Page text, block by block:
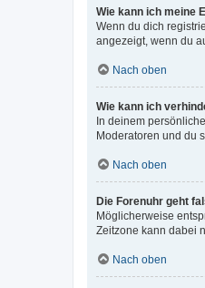
Wie kann ich meine
Wenn du dich
angezeigt, wenn du
Nach oben
Wie kann ich
In deinem
Moderatoren und du
Nach oben
Die Forenuhr geht
Möglicherweise
Zeitzone kann dabei
Nach oben